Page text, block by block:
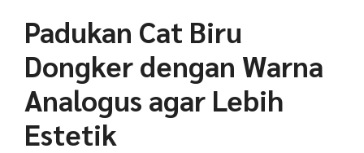
Padukan Cat Biru
Dongker dengan Warna
Analogus agar Lebih
Estetik